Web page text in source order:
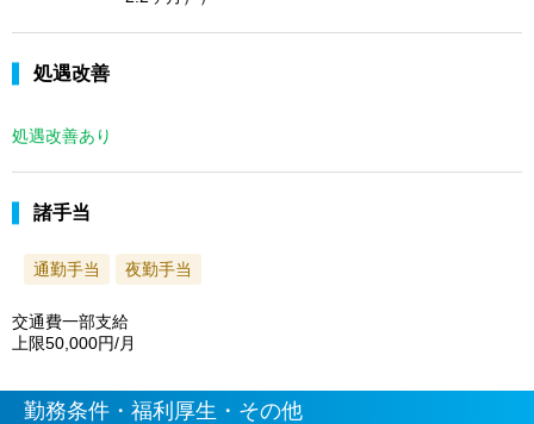
処遇改善
処遇改善あり
諸手当
通勤手当 夜勤手当
交通費一部支給
上限50,000円/月
勤務条件・福利厚生・その他